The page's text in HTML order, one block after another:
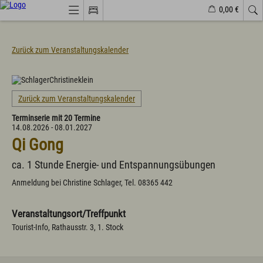
0,00 €
Webcams Veranstaltungen
Natürlich(er)leben
Veranstaltungen
Wandern
Familiendorf
Sport und Freizeit
Gesundheit / Wellness
Branchenbuch/Marktplatz
Winter
Suchen & Buchen
Urlaub auf dem Bauernhof
Zurück zum Veranstaltungskalender
Zurück zum Veranstaltungskalender
Terminserie mit 20 Termine
14.08.2026 - 08.01.2027
Qi Gong
ca. 1 Stunde Energie- und Entspannungsübungen
Anmeldung bei Christine Schlager, Tel. 08365 442
Veranstaltungsort/Treffpunkt
Tourist-Info, Rathausstr. 3, 1. Stock